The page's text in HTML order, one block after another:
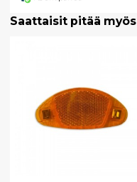
Saattaisit pitää myös